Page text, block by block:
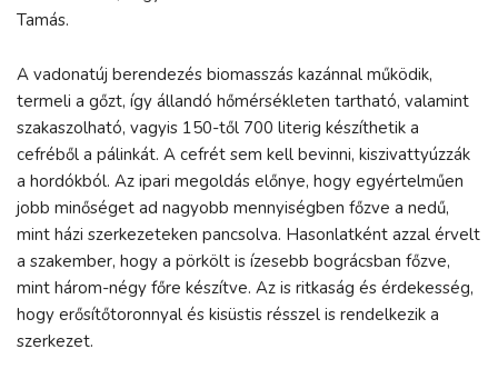
Tamás.
A vadonatúj berendezés biomasszás kazánnal működik,
termeli a gőzt, így állandó hőmérsékleten tartható, valamint
szakaszolható, vagyis 150-től 700 literig készíthetik a
cefréből a pálinkát. A cefrét sem kell bevinni, kiszivattyúzzák
a hordókból. Az ipari megoldás előnye, hogy egyértelműen
jobb minőséget ad nagyobb mennyiségben főzve a nedű,
mint házi szerkezeteken pancsolva. Hasonlatként azzal érvelt
a szakember, hogy a pörkölt is ízesebb bográcsban főzve,
mint három-négy főre készítve. Az is ritkaság és érdekesség,
hogy erősítőtoronnyal és kisüstis résszel is rendelkezik a
szerkezet.